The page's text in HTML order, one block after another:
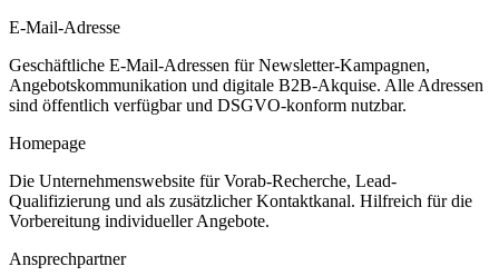
E-Mail-Adresse
Geschäftliche E-Mail-Adressen für Newsletter-Kampagnen,
Angebotskommunikation und digitale B2B-Akquise. Alle Adressen
sind öffentlich verfügbar und DSGVO-konform nutzbar.
Homepage
Die Unternehmenswebsite für Vorab-Recherche, Lead-
Qualifizierung und als zusätzlicher Kontaktkanal. Hilfreich für die
Vorbereitung individueller Angebote.
Ansprechpartner